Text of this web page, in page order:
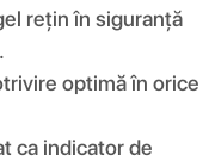
rețin în siguranță
optimă în orice
ca indicator de